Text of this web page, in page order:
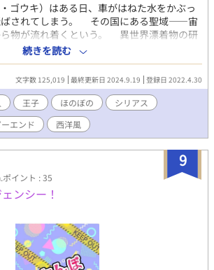
ゴウキ）はある日、車がはねた水をかぶっ
ばされてしまう。 その国にある聖域――宙
物が流れ着くという。 異世界漂着物の研
ーフェ・ラズリアに助けられ、剛樹はひと
が……。 ※狼獣人は、獣頭獣身のことで
間のような可愛らしいものではありません。
、爬虫類、両生類、鳥以外は、吉祥花とい
。 ※R18は後半あたりに入る予定。 ※主
ンでも重複更新してます。 2018年くらい
る作品です。 ちょうど体調不良や中華沼
ムーンでも二年くらい更新してないんです
ますし、たぶんアルファさんのほうが受け
て、こちらにものせてみることにしまし
てたお題、以下１０個をどこかに使う予
れるかは、お楽しみに(^ ^) 電卓、メスシ
、つめ、くじら、南の一つ星、ひも、スプ
ランスボール お題にご協力いただいた皆
ました。 ショートショート集を予定してま
になりました。 本編は、約12万2900字
続きを読む
文字数 125,019 最終更新日 2024.9.19 登録日 2022.4.30
王子 ほのぼの
シリアス
エンド 西洋風
9
ポイント : 35
ンシー！